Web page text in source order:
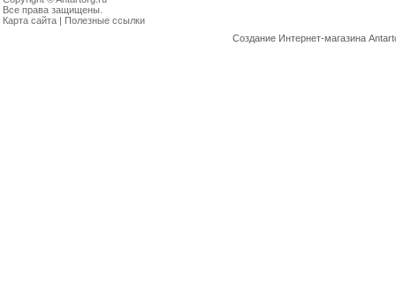
Все права защищены.
Карта сайта | Полезные ссылки
Создание Интернет-магазина